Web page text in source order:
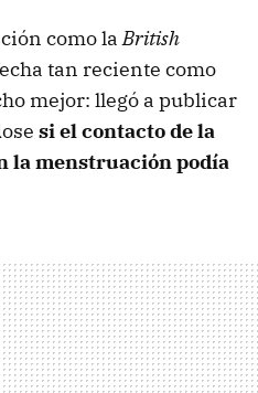
como laBritish
tan reciente como
mejor: llegó a publicar
si el contacto de la
la menstruación podía